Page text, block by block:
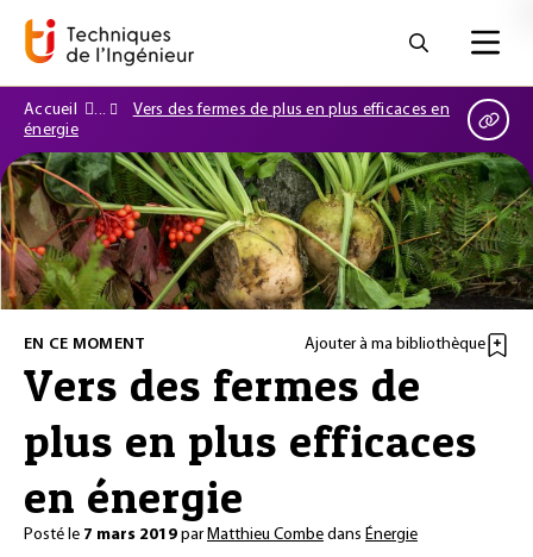
Accueil
Vers des fermes de plus en plus efficaces en
énergie
EN CE MOMENT Ajouter à ma bibliothèque
Vers des fermes de
plus en plus efficaces
en énergie
Posté le 7 mars 2019 parMatthieu Combe dans Énergie